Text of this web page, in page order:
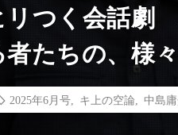
リつく会話劇
たちの、様
2025年6月号 キ上の空論 中島